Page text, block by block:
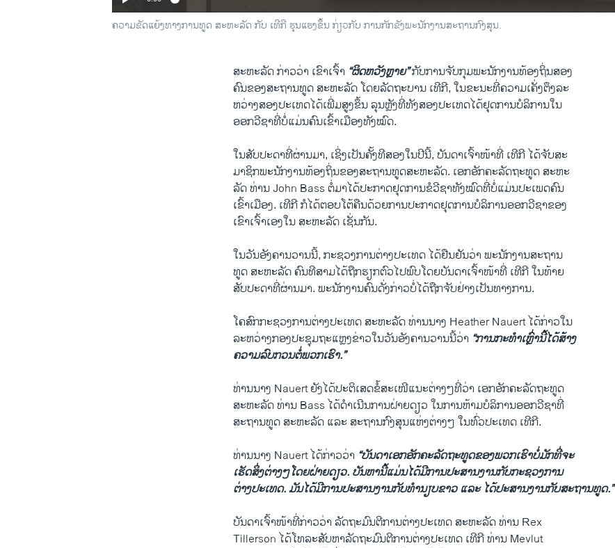
ຄວາມຂັດແຍ້ງທາງການທູດ ສະຫະລັດ ກັບ ເທີກີ ຮຸນແຮງຂຶ້ນ ກ່ຽວກັບ ການກັກຂັງພະນັກງານສະຖານກົງສຸນ.
ສະຫະລັດ ກ່າວວ່າ ເຂົາເຈົ້າ “ຜິດຫວັງຫຼາຍ”ກັບການຈັບກຸມພະນັກງານທ້ອງຖິ່ນສອງ
ຄົນຂອງສະຖານທູດ ສະຫະລັດ ໂດຍລັດຖະບານ ເທີກີ, ໃນຂະນະທີ່ຄວາມເຄັ່ງຕຶງລະ
ຫວ່າງສອງປະເທດໄດ້ເພີ່ມສູງຂຶ້ນ ລຸນຫຼັງທີ່ທັງສອງປະເທດໄດ້ຢຸດການບໍລິການໃນ
ອອກວີຊາທີ່ບໍ່ແມ່ນຄົນເຂົ້າເມືອງທັງໝົດ.
ໃນສັບປະດາທີ່ຜ່ານມາ, ເຊິ່ງເປັນຄັ້ງທີສອງໃນປີນີ້, ບັນດາເຈົ້າໜ້າທີ່ ເທີກີ ໄດ້ຈັບສະ
ມາຊິກພະນັກງານທ້ອງຖິ່ນຂອງສະຖານທູດສະຫະລັດ. ເອກອັກຄະລັດຖະທູດ ສະຫະ
ລັດ ທ່ານ John Bass ຕໍ່ມາໄດ້ປະກາດຢຸດການຂໍວີຊາທັງໝົດທີ່ບໍ່ແມ່ນປະເພດຄົນ
ເຂົ້າເມືອງ. ເທີກີ ກໍໄດ້ຕອບໂຕ້ຄືນດ້ວຍການປະກາດຢຸດການບໍລິການອອກວີຊາຂອງ
ເຂົາເຈົ້າເອງໃນ ສະຫະລັດ ເຊັ່ນກັນ.
ໃນວັນອັງຄານວານນີ້, ກະຊວງການຕ່າງປະເທດ ໄດ້ຢືນຢັນວ່າ ພະນັກງານສະຖານ
ທູດ ສະຫະລັດ ຄົນທີສາມໄດ້ຖືກຮຽກຕົວໄປພົບໂດຍບັນດາເຈົ້າໜ້າທີ່ ເທີກີ ໃນທ້າຍ
ສັບປະດາທີ່ຜ່ານມາ. ພະນັກງານຄົນດັ່ງກ່າວບໍ່ໄດ້ຖືກຈັບຢ່າງເປັນທາງການ.
ໂຄສົກກະຊວງການຕ່າງປະເທດ ສະຫະລັດ ທ່ານນາງ Heather Nauert ໄດ້ກ່າວໃນ
ລະຫວ່າງກອງປະຊຸມຖະແຫຼງຂ່າວໃນວັນອັງຄານວານນີ້ວ່າ “ການກະທຳເຫຼົ່ານີ້ໄດ້ສ້າງ
ຄວາມລົບກວນຕໍ່ພວກເຮົາ.”
ທ່ານນາງ Nauert ຍັງໄດ້ປະຕິເສດຂໍ້ສະເໜີແນະຕ່າງໆທີ່ວ່າ ເອກອັກຄະລັດຖະທູດ
ສະຫະລັດ ທ່ານ Bass ໄດ້ດຳເນີນການຝ່າຍດຽວ ໃນການຫ້າມບໍລິການອອກວີຊາທີ່
ສະຖານທູດ ສະຫະລັດ ແລະ ສະຖານກົງສຸນແຫ່ງຕ່າງໆ ໃນທົ່ວປະເທດ ເທີກີ.
ທ່ານນາງ Nauert ໄດ້ກ່າວວ່າ “ບັນດາເອກອັກຄະລັດຖະທູດຂອງພວກເຮົາບໍ່ມັກທີ່ຈະ
ເຮັດສິ່ງຕ່າງໆໂດຍຝ່າຍດຽວ. ບັນຫານີ້ແມ່ນໄດ້ມີການປະສານງານກັບກະຊວງການ
ຕ່າງປະເທດ. ມັນໄດ້ມີການປະສານງານກັບທຳນຽບຂາວ ແລະ ໄດ້ປະສານງານກັບສະຖານທູດ.”
ບັນດາເຈົ້າໜ້າທີ່ກ່າວວ່າ ລັດຖະມົນຕີການຕ່າງປະເທດ ສະຫະລັດ ທ່ານ Rex
Tillerson ໄດ້ໂທລະສັບຫາລັດຖະມົນຕີການຕ່າງປະເທດ ເທີກີ ທ່ານ Mevlut